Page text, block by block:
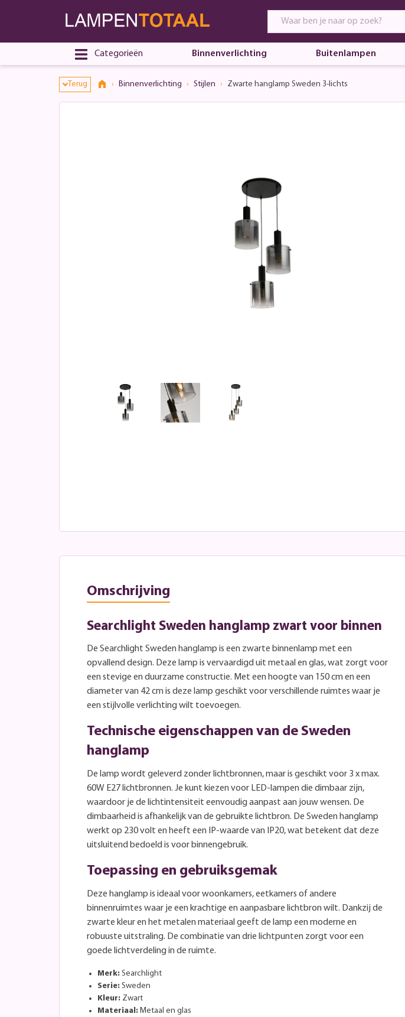
Categorieën Binnenverlichting Buitenlampen
Terug Binnenverlichting Stijlen Zwarte hanglamp Sweden 3-lichts
Omschrijving
Searchlight Sweden hanglamp zwart voor binnen
De Searchlight Sweden hanglamp is een zwarte binnenlamp met een
opvallend design. Deze lamp is vervaardigd uit metaal en glas, wat zorgt voor
een stevige en duurzame constructie. Met een hoogte van 150 cm en een
diameter van 42 cm is deze lamp geschikt voor verschillende ruimtes waar je
een stijlvolle verlichting wilt toevoegen.
Technische eigenschappen van de Sweden
hanglamp
De lamp wordt geleverd zonder lichtbronnen, maar is geschikt voor 3 x max.
60W E27 lichtbronnen. Je kunt kiezen voor LED-lampen die dimbaar zijn,
waardoor je de lichtintensiteit eenvoudig aanpast aan jouw wensen. De
dimbaarheid is afhankelijk van de gebruikte lichtbron. De Sweden hanglamp
werkt op 230 volt en heeft een IP-waarde van IP20, wat betekent dat deze
uitsluitend bedoeld is voor binnengebruik.
Toepassing en gebruiksgemak
Deze hanglamp is ideaal voor woonkamers, eetkamers of andere
binnenruimtes waar je een krachtige en aanpasbare lichtbron wilt. Dankzij de
zwarte kleur en het metalen materiaal geeft de lamp een moderne en
robuuste uitstraling. De combinatie van drie lichtpunten zorgt voor een
goede lichtverdeling in de ruimte.
Merk: Searchlight
Serie: Sweden
Kleur: Zwart
Materiaal: Metaal en glas